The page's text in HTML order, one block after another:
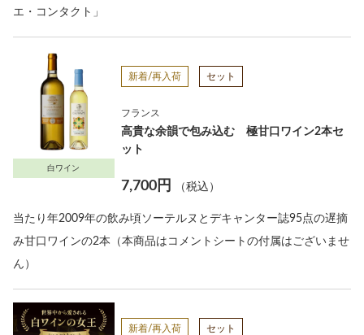
エ・コンタクト」
白ワイン
新着/再入荷 セット
フランス
高貴な余韻で包み込む 極甘口ワイン2本セ
ット
7,700円 （税込）
当たり年2009年の飲み頃ソーテルヌとデキャンター誌95点の遅摘
み甘口ワインの2本（本商品はコメントシートの付属はございませ
ん）
新着/再入荷 セット